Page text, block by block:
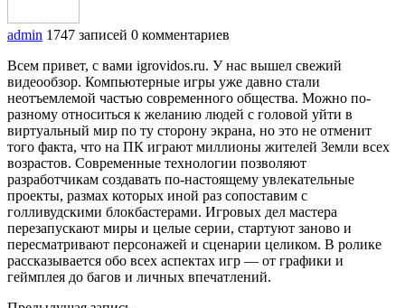
admin 1747 записей 0 комментариев
Всем привет, с вами igrovidos.ru. У нас вышел свежий
видеообзор. Компьютерные игры уже давно стали
неотъемлемой частью современного общества. Можно по-
разному относиться к желанию людей с головой уйти в
виртуальный мир по ту сторону экрана, но это не отменит
того факта, что на ПК играют миллионы жителей Земли всех
возрастов. Современные технологии позволяют
разработчикам создавать по-настоящему увлекательные
проекты, размах которых иной раз сопоставим с
голливудскими блокбастерами. Игровых дел мастера
перезапускают миры и целые серии, стартуют заново и
пересматривают персонажей и сценарии целиком. В ролике
рассказывается обо всех аспектах игр — от графики и
геймплея до багов и личных впечатлений.